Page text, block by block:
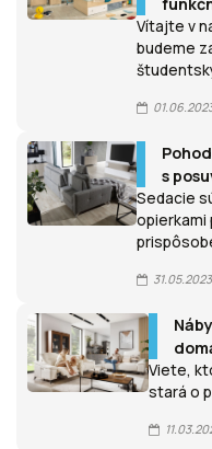
Vítajte v
budeme
s
31.05.2023
Sedacie
opierkami
Viete,
stará o